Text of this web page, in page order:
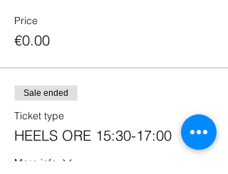
Price
€0.00
Sale ended
Ticket type
HEELS ORE 15:30-17:00
More info